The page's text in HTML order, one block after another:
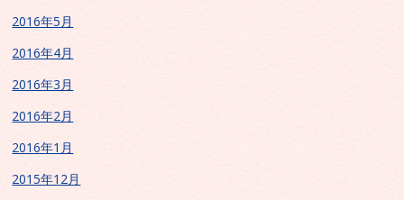
2016年5月
2016年4月
2016年3月
2016年2月
2016年1月
2015年12月